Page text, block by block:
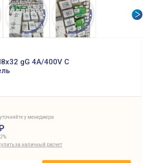
gG 4A/400V C
у менеджера
за наличный расчет